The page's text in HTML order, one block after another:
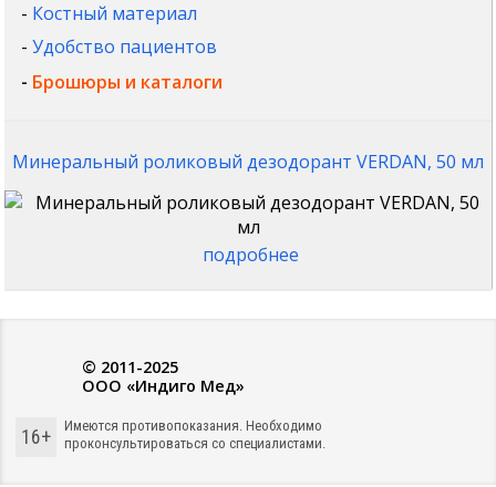
- Костный материал
-Удобство пациентов
- Брошюры и каталоги
Минеральный роликовый дезодорант VERDAN, 50 мл
подробнее
© 2011-2025
ООО «Индиго Мед»
16+
Имеются противопоказания. Необходимо
проконсультироваться со специалистами.